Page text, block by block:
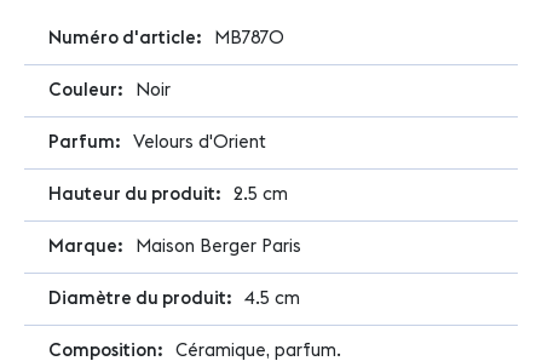
MB7870
Noir
Velours d'Orient
2.5 cm
Maison Berger Paris
4.5 cm
Céramique, parfum.